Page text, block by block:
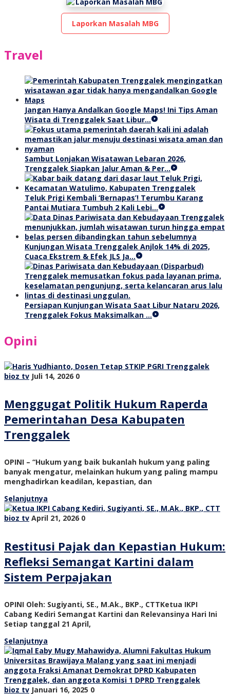
Laporkan Masalah MBG
Travel
Jangan Hanya Andalkan Google Maps! Ini Tips Aman
Wisata di Trenggalek Saat Libur…
Sambut Lonjakan Wisatawan Lebaran 2026,
Trenggalek Siapkan Jalur Aman & Per…
Teluk Prigi Kembali ‘Bernapas’! Terumbu Karang
Pantai Mutiara Tumbuh 2 Kali Lebi…
Kunjungan Wisata Trenggalek Anjlok 14% di 2025,
Cuaca Ekstrem & Efek JLS Ja…
Persiapan Kunjungan Wisata Saat Libur Nataru 2026,
Trenggalek Fokus Maksimalkan …
Opini
bioz tv Juli 14, 2026 0
Menggugat Politik Hukum Raperda
Pemerintahan Desa Kabupaten
Trenggalek
OPINI – “Hukum yang baik bukanlah hukum yang paling
banyak mengatur, melainkan hukum yang paling mampu
menghadirkan keadilan, kepastian, dan
Selanjutnya
bioz tv April 21, 2026 0
Restitusi Pajak dan Kepastian Hukum:
Refleksi Semangat Kartini dalam
Sistem Perpajakan
OPINI Oleh: Sugiyanti, SE., M.Ak., BKP., CTTKetua IKPI
Cabang Kediri Semangat Kartini dan Relevansinya Hari Ini
Setiap tanggal 21 April,
Selanjutnya
bioz tv Januari 16, 2025 0